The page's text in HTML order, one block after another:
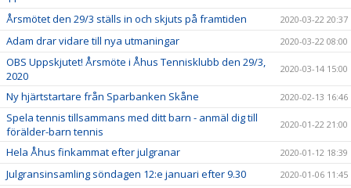
Årsmötet den 29/3 ställs in och skjuts på framtiden 2020-03-22 20:37
Adam drar vidare till nya utmaningar 2020-03-22 08:00
OBS Uppskjutet! Årsmöte i Åhus Tennisklubb den 29/3,
2020
2020-03-14 15:00
Ny hjärtstartare från Sparbanken Skåne 2020-02-13 16:46
Spela tennis tillsammans med ditt barn - anmäl dig till
förälder-barn tennis
2020-01-22 21:00
Hela Åhus finkammat efter julgranar 2020-01-12 18:39
Julgransinsamling söndagen 12:e januari efter 9.30 2020-01-06 11:45